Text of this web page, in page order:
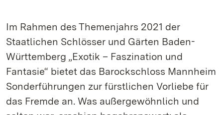
Im Rahmen des Themenjahrs 2021 der
Staatlichen Schlösser und Gärten Baden-
Württemberg „Exotik – Faszination und
Fantasie“ bietet das Barockschloss Mannheim
Sonderführungen zur fürstlichen Vorliebe für
das Fremde an. Was außergewöhnlich und